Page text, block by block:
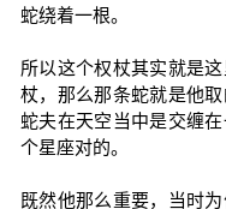
蛇绕着一根。
所以这个权杖其实就是
杖，那么那条蛇就是他
蛇夫在天空当中是交缠
个星座对的。
既然他那么重要，当时